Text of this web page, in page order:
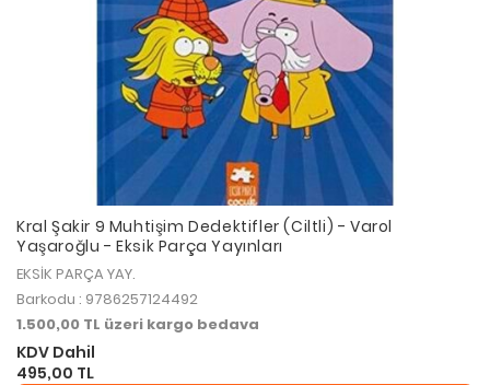
Kral Şakir 9 Muhtişim Dedektifler (Ciltli) - Varol
Yaşaroğlu - Eksik Parça Yayınları
EKSİK PARÇA YAY.
Barkodu : 9786257124492
1.500,00 TL üzeri kargo bedava
KDV Dahil
495,00 TL